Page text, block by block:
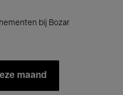
bij Bozar
maand